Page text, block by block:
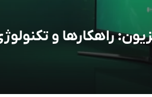
راهکارها و